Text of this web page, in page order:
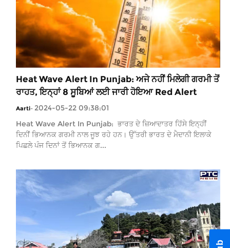
Heat Wave Alert In Punjab: ਅਜੇ ਨਹੀਂ ਮਿਲੇਗੀ ਗਰਮੀ ਤੋਂ
ਰਾਹਤ, ਇਨ੍ਹਾਂ 8 ਸੂਬਿਆਂ ਲਈ ਜਾਰੀ ਹੋਇਆ Red Alert
Aarti- 2024-05-22 09:38:01
Heat Wave Alert In Punjab: ਭਾਰਤ ਦੇ ਜ਼ਿਆਦਾਤਰ ਹਿੱਸੇ ਇਨ੍ਹੀਂ
ਦਿਨੀਂ ਭਿਆਨਕ ਗਰਮੀ ਨਾਲ ਜੂਝ ਰਹੇ ਹਨ। ਉੱਤਰੀ ਭਾਰਤ ਦੇ ਮੈਦਾਨੀ ਇਲਾਕੇ
ਪਿਛਲੇ ਪੰਜ ਦਿਨਾਂ ਤੋਂ ਭਿਆਨਕ ਗ...